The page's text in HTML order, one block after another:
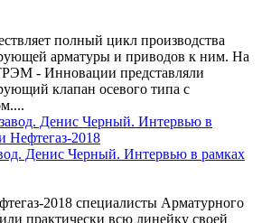
полный цикл производства
арматуры и приводов к ним. На
- Инновации представляли
клапан осевого типа с
Денис Черный. Интервью в рамках
2018 специалисты Арматурного
практически всю линейку своей